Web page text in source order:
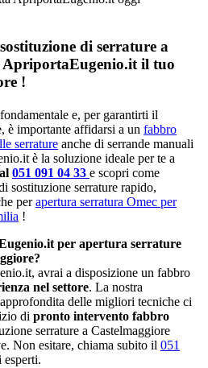
di serrature a
ApriportaEugenio.it il tuo
!
e, per garantirti il
è importante affidarsi a un fabbro
serrature anche di serrande manuali
è la soluzione ideale per te a
051 091 04 33 e scopri come
sostituzione serrature rapido,
perapertura serratura Omec per
!
per apertura serrature
avrai a disposizione un fabbro
nel settore. La nostra
delle migliori tecniche ci
di pronto intervento fabbro
serrature a Castelmaggiore
Non esitare, chiama subito il 051
esperti.